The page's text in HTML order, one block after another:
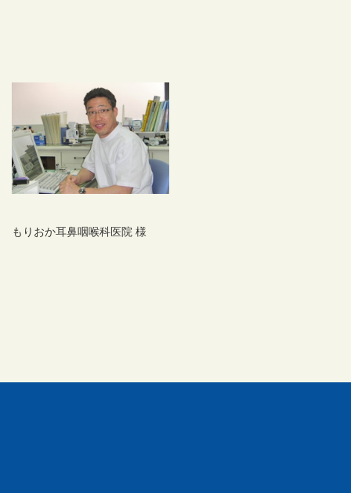
もりおか耳鼻咽喉科医院 様